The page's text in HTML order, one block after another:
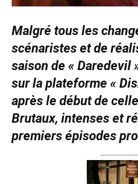
Malgré tous les
scénaristes et de
saison de « Daredevil
sur la plateforme «
après le début de
Brutaux, intenses et
premiers épisodes